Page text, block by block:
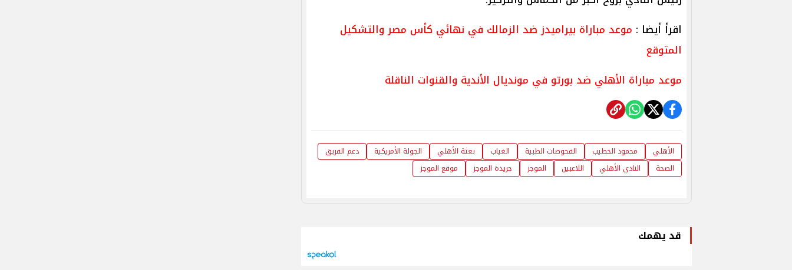
اقرأ أيضا : موعد مباراة بيراميدز ضد الزمالك في نهائي كأس مصر والتشكيل
المتوقع
موعد مباراة الأهلي ضد بورتو في مونديال الأندية والقنوات الناقلة
الأهلي محمود الخطيب الفحوصات الطبية الغياب بعثة الأهلي الجولة الأمريكية
دعم الفريق
الصحة
النادي الأهلي اللاعبين الموجز جريدة الموجز موقع الموجز
قد يهمك